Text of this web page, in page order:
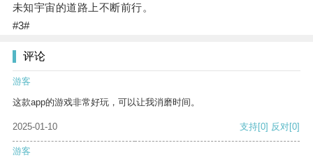
未知宇宙的道路上不断前行。
#3#
评论
游客
这款app的游戏非常好玩，可以让我消磨时间。
2025-01-10 支持[0] 反对[0]
游客